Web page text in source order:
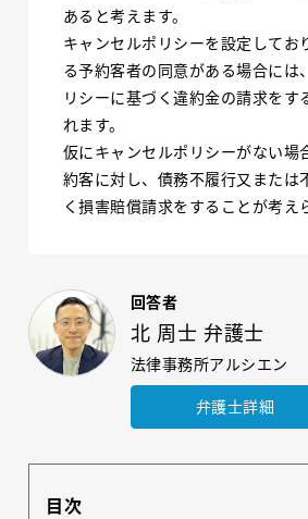
あると考えます。
キャンセルポリシーを設定してお
る予約客者の同意がある場合には
リシーに基づく違約金の請求をす
れます。
仮にキャンセルポリシーがない場
約客に対し、債務不履行又または
く損害賠償請求をすることが考え
回答者
北 周士 弁護士
法律事務所アルシエン
弁護士詳細
目次